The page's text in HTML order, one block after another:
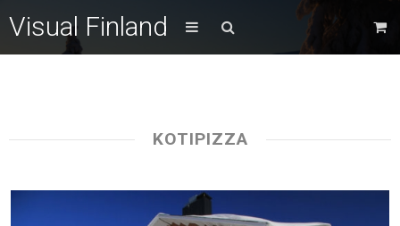
Visual Finland
KOTIPIZZA